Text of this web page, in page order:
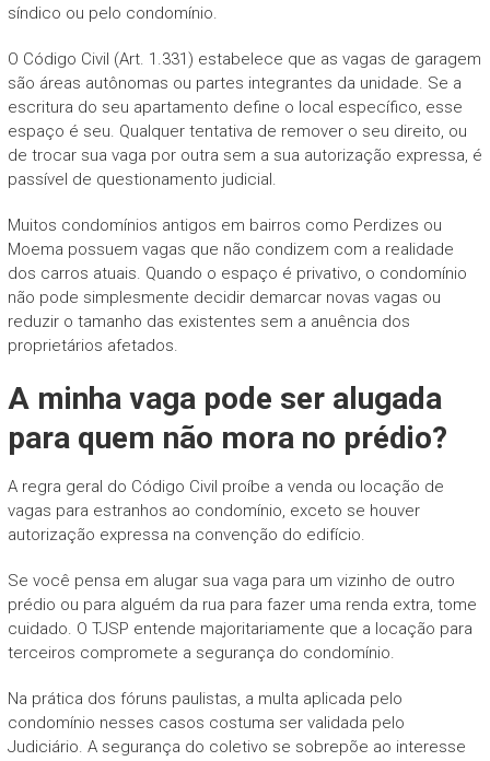
síndico ou pelo condomínio.
O Código Civil (Art. 1.331) estabelece que as vagas de garagem
são áreas autônomas ou partes integrantes da unidade. Se a
escritura do seu apartamento define o local específico, esse
espaço é seu. Qualquer tentativa de remover o seu direito, ou
de trocar sua vaga por outra sem a sua autorização expressa, é
passível de questionamento judicial.
Muitos condomínios antigos em bairros como Perdizes ou
Moema possuem vagas que não condizem com a realidade
dos carros atuais. Quando o espaço é privativo, o condomínio
não pode simplesmente decidir demarcar novas vagas ou
reduzir o tamanho das existentes sem a anuência dos
proprietários afetados.
A minha vaga pode ser alugada
para quem não mora no prédio?
A regra geral do Código Civil proíbe a venda ou locação de
vagas para estranhos ao condomínio, exceto se houver
autorização expressa na convenção do edifício.
Se você pensa em alugar sua vaga para um vizinho de outro
prédio ou para alguém da rua para fazer uma renda extra, tome
cuidado. O TJSP entende majoritariamente que a locação para
terceiros compromete a segurança do condomínio.
Na prática dos fóruns paulistas, a multa aplicada pelo
condomínio nesses casos costuma ser validada pelo
Judiciário. A segurança do coletivo se sobrepõe ao interesse